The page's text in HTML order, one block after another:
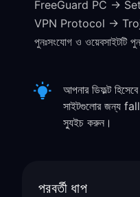
FreeGuard PC →
VPN Protocol →
পুনঃসংযোগ ও ওয়েবসাইটটি
আপনার ডিফল্ট
সাইটগুলোর জন্য
স্যুইচ করুন।
পরবর্তী ধাপ